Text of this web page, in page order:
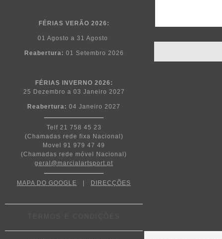
FÉRIAS VERÃO 2026:
01 Agosto a 31 Agosto
Reabertura: 01 Setembro 2026
FÉRIAS INVERNO 2026:
25 Dezembro a 03 Janeiro 2027
Reabertura: 04 Janeiro 2027
Telf 21 758 45 23
(Chamadas rede fixa Nacional)
Movel 91 979 47 49
(Chamadas rede móvel Nacional)
geral@marcialartsport.pt
MAPA DO GOOGLE DIRECÇÕES